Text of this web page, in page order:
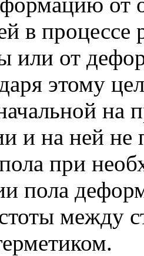
в
или от
этому
на
и на ней
при
пола
между